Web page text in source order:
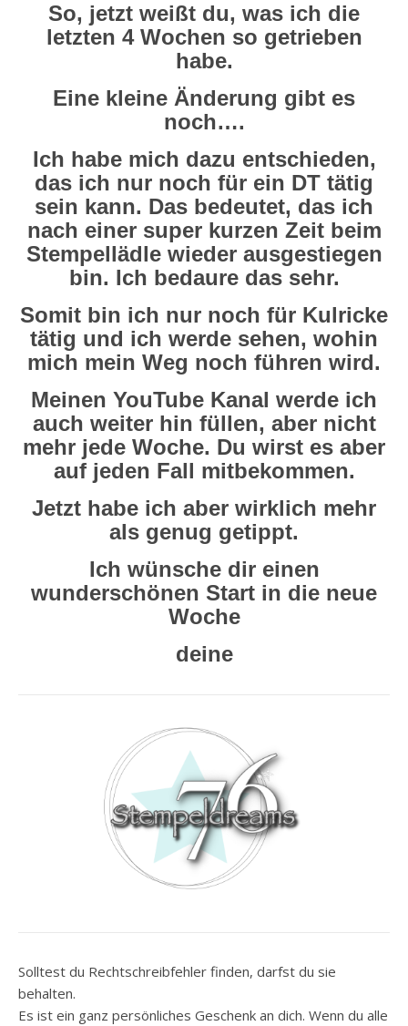
So, jetzt weißt du, was ich die
letzten 4 Wochen so getrieben
habe.
Eine kleine Änderung gibt es
noch….
Ich habe mich dazu entschieden,
das ich nur noch für ein DT tätig
sein kann. Das bedeutet, das ich
nach einer super kurzen Zeit beim
Stempellädle wieder ausgestiegen
bin. Ich bedaure das sehr.
Somit bin ich nur noch für Kulricke
tätig und ich werde sehen, wohin
mich mein Weg noch führen wird.
Meinen YouTube Kanal werde ich
auch weiter hin füllen, aber nicht
mehr jede Woche. Du wirst es aber
auf jeden Fall mitbekommen.
Jetzt habe ich aber wirklich mehr
als genug getippt.
Ich wünsche dir einen
wunderschönen Start in die neue
Woche
deine
Solltest du Rechtschreibfehler finden, darfst du sie
behalten.
Es ist ein ganz persönliches Geschenk an dich. Wenn du alle